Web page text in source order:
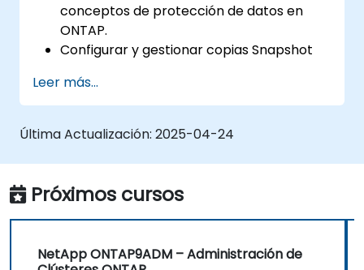
conceptos de protección de datos en
ONTAP.
Configurar y gestionar copias Snapshot
Implementar y supervisar SnapMirror
para la replicación de datos.
Utilizar SnapVault y otras funcionalidades
seguridad y archivado.
Leer más...
Última Actualización: 2025-04-24
Próximos cursos
NetApp ONTAP9ADM – Administración de